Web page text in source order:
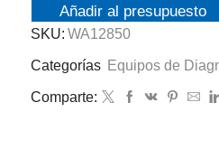
Añadir al presupuesto
SKU: WA12850
Categorías Equipos de
Comparte: